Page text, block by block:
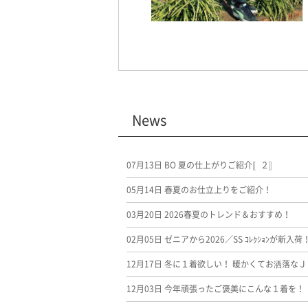
News
07月13日 BO 夏の仕上がりご紹介〚２〛
05月14日 春夏のお仕立上りをご紹介！
03月20日 2026春夏のトレンド＆おすすめ！
02月05日 ゼニアから2026／SS ｺﾚｸｼｮﾝが新入荷
12月17日 冬に１着欲しい！ 暖かくてお洒落なＪ
12月03日 今年頑張ったご褒美にこんな１着を！